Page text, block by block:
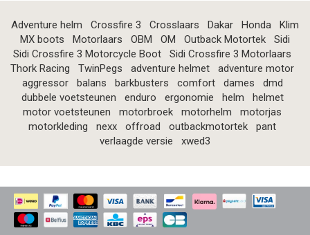
Adventure helm Crossfire 3 Crosslaars Dakar Honda
Klim
MX boots
Motorlaars OBM OM Outback Motortek
Sidi
Sidi Crossfire 3 Motorcycle Boot
Sidi Crossfire 3 Motorlaars
Thork Racing
TwinPegs adventure helmet
adventure motor
aggressor
balans barkbusters comfort dames
dmd
dubbele voetsteunen
enduro ergonomie helm
helmet
motor voetsteunen
motorbroek motorhelm
motorjas
motorkleding
nexx offroad outbackmotortek
pant
verlaagde versie
xwed3